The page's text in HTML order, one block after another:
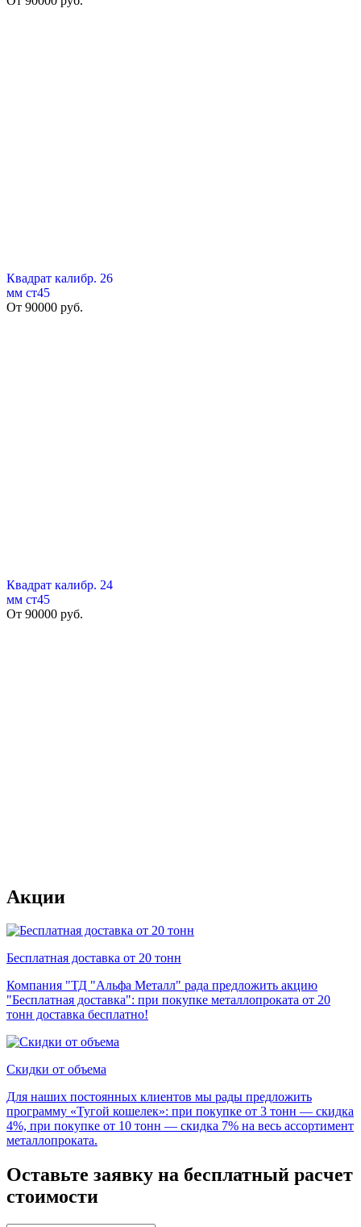
Квадрат калибр. 26
мм ст45
От 90000 руб.
Квадрат калибр. 24
мм ст45
От 90000 руб.
Акции
Бесплатная доставка от 20 тонн
Компания "ТД "Альфа Металл" рада предложить акцию
"Бесплатная доставка": при покупке металлопроката от 20
тонн доставка бесплатно!
Скидки от объема
Для наших постоянных клиентов мы рады предложить
программу «Тугой кошелек»: при покупке от 3 тонн — скидка
4%, при покупке от 10 тонн — скидка 7% на весь ассортимент
металлопроката.
Оставьте заявку на бесплатный расчет
стоимости